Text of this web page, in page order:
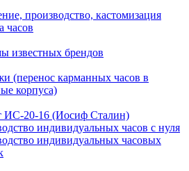
производство, кастомизация
часов
известных брендов
(перенос карманных часов в
корпуса)
ИС-20-16 (Иосиф Сталин)
индивидуальных часов с нуля
индивидуальных часовых